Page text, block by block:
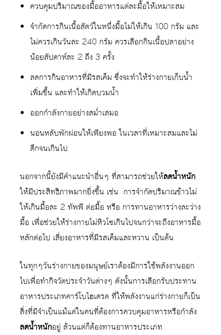
ควบคุมปริมาณของมื้ออาหารแต่ละมื้อให้เหมาะสม
จำกัดการกินเนื้อสัตว์ในหนึ่งมื้อไม่ให้เกิน 100 กรัม และ
ไม่ควรเกินวันละ 240 กรัม ควรเลือกกินเนื้อปลาอย่าง
น้อยสัปดาห์ละ 2 ถึง 3 ครั้ง
ลดการกินอาหารที่มีรสเค็ม ซึ่งจะทำให้ร่างกายเก็บน้ำ
เพิ่มขึ้น และทำให้เกิดบวมน้ำ
ออกกำลังกายอย่างสม่ำเสมอ
นอนหลับพักผ่อนให้เพียงพอ ในเวลาที่เหมาะสมและไม่
ดึกจนเกินไป
นอกจากนี้ยังมีคำแนะนำอื่นๆ ที่สามารถช่วยให้ลดน้ำหนัก
ให้มีประสิทธิภาพมากยิ่งขึ้น เช่น การจำกัดปริมาณข้าวไม่
ให้เกินมื้อละ 2 ทัพพี ต่อมื้อ หรือ การทานอาหารว่างละว่าง
มื้อ เพื่อช่วยให้ร่างกายไม่หิวโซเกินไปจนกว่าจะถึงอาหารมื้อ
หลักต่อไป เลี่ยงอาหารที่มีรสเค็มและหวาน เป็นต้น
ในทุกๆวันร่างกายของมนุษย์เราต้องมีการใช้พลังงานออก
ไปเพื่อทำกิจวัตประจำวันต่างๆ ดังนั้นการเลือกรับประทาน
อาหารประเภทคาร์โบไฮเดรต ที่ให้พลังงานแก่ร่างกายก็เป็น
สิ่งที่มีจำเป็นแม้แต่ในคนที่ต้องการควบคุมอาหารหรือกำลัง
ลดน้ำหนักอยู่ ล้วนแต่ก็ต้องทานอาหารประเภท